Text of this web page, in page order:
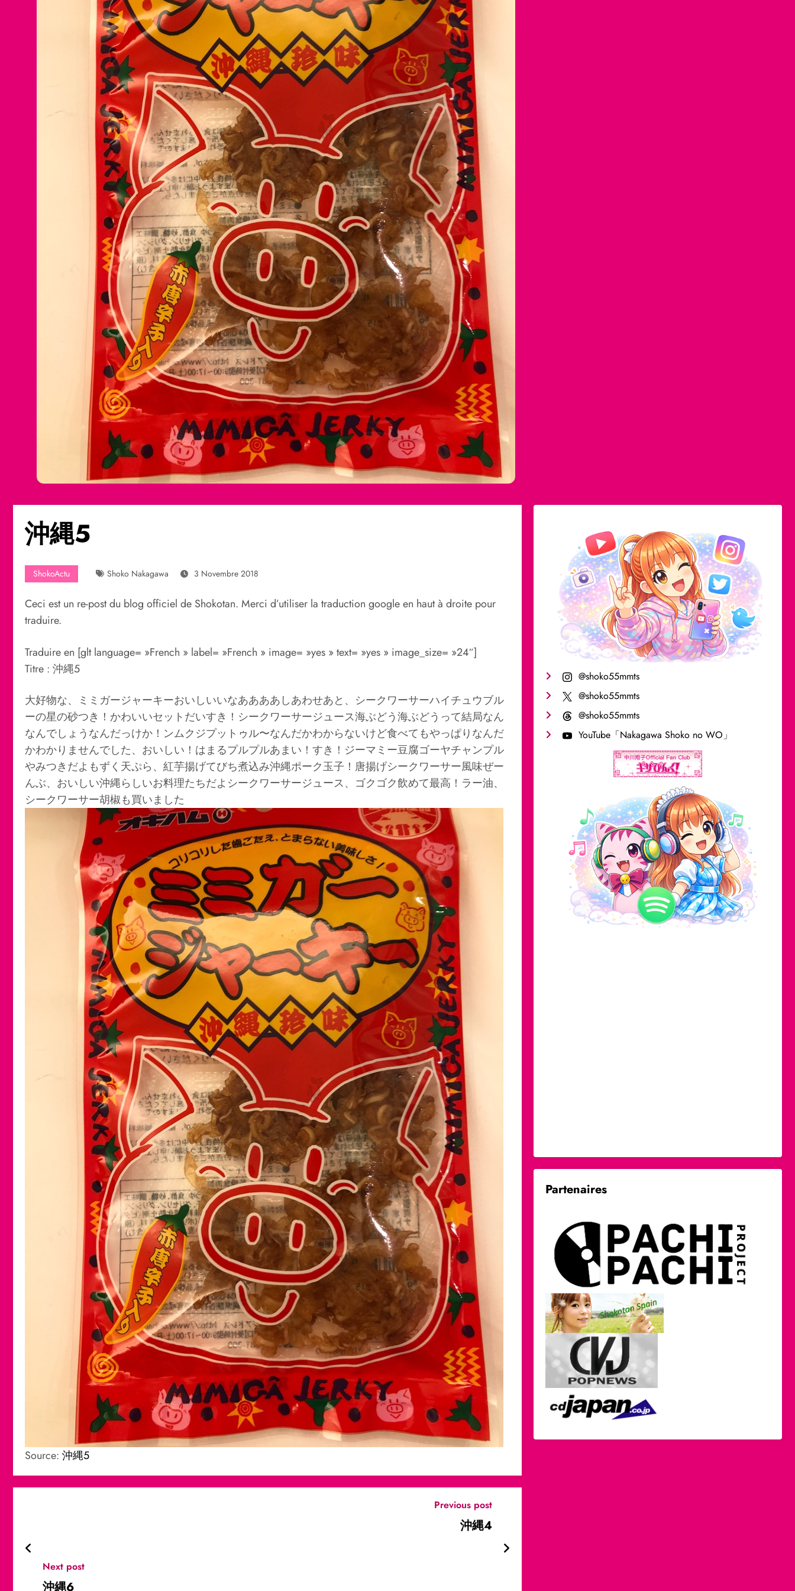
沖縄5
ShokoActu Shoko Nakagawa 3 Novembre 2018
Ceci est un re-post du blog officiel de Shokotan. Merci d’utiliser la traduction google en haut à droite pour
traduire.
Traduire en [glt language= »French » label= »French » image= »yes » text= »yes » image_size= »24″]
Titre : 沖縄5
大好物な、ミミガージャーキーおいしいいなああああしあわせあと、シークワーサーハイチュウブル
ーの星の砂つき！かわいいセットだいすき！シークワーサージュース海ぶどう海ぶどうって結局なん
なんでしょうなんだっけか！ンムクジプットゥル〜なんだかわからないけど食べてもやっぱりなんだ
かわかりませんでした、おいしい！はまるプルプルあまい！すき！ジーマミー豆腐ゴーヤチャンプル
やみつきだよもずく天ぷら、紅芋揚げてびち煮込み沖縄ポーク玉子！唐揚げシークワーサー風味ぜー
んぶ、おいしい沖縄らしいお料理たちだよシークワーサージュース、ゴクゴク飲めて最高！ラー油、
シークワーサー胡椒も買いました
Source: 沖縄5
Previous post
沖縄4
Next post
沖縄6
@shoko55mmts
@shoko55mmts
@shoko55mmts
YouTube「Nakagawa Shoko no WO」
Partenaires